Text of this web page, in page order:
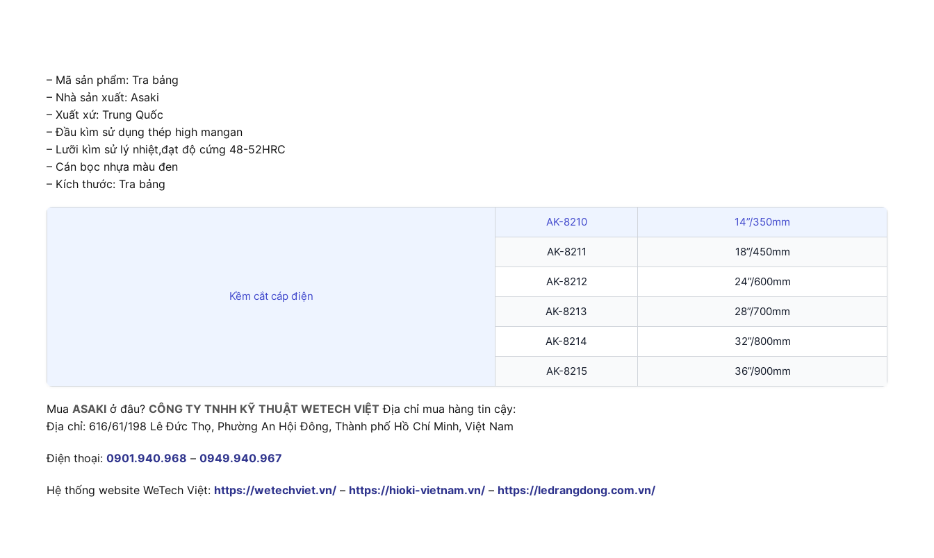
– Mã sản phẩm: Tra bảng
– Nhà sản xuất: Asaki
– Xuất xứ: Trung Quốc
– Đầu kìm sử dụng thép high mangan
– Lưỡi kìm sử lý nhiệt,đạt độ cứng 48-52HRC
– Cán bọc nhựa màu đen
– Kích thước: Tra bảng
Kềm cắt cáp điện
AK-8210 14”/350mm
AK-8211 18”/450mm
AK-8212 24”/600mm
AK-8213 28”/700mm
AK-8214 32”/800mm
AK-8215 36”/900mm
Mua ASAKI ở đâu? CÔNG TY TNHH KỸ THUẬT WETECH VIỆT Địa chỉ mua hàng tin cậy:
Địa chỉ: 616/61/198 Lê Đức Thọ, Phường An Hội Đông, Thành phố Hồ Chí Minh, Việt Nam
Điện thoại: 0901.940.968 – 0949.940.967
Hệ thống website WeTech Việt: https://wetechviet.vn/ – https://hioki-vietnam.vn/ – https://ledrangdong.com.vn/